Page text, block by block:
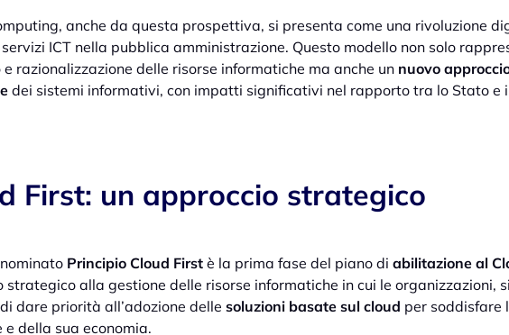
anche da questa prospettiva, si presenta come una rivoluzione
ICT nella pubblica amministrazione. Questo modello non solo
razionalizzazione delle risorse informatiche ma anche un nuovo
dei sistemi informativi, con impatti significativi nel rapporto tra lo Stato e
First: un approccio strategico
Principio Cloud First è la prima fase del piano di abilitazione al
strategico alla gestione delle risorse informatiche in cui le organizzazioni,
dare priorità all’adozione delle soluzioni basate sul cloud per soddisfare
e della sua economia.